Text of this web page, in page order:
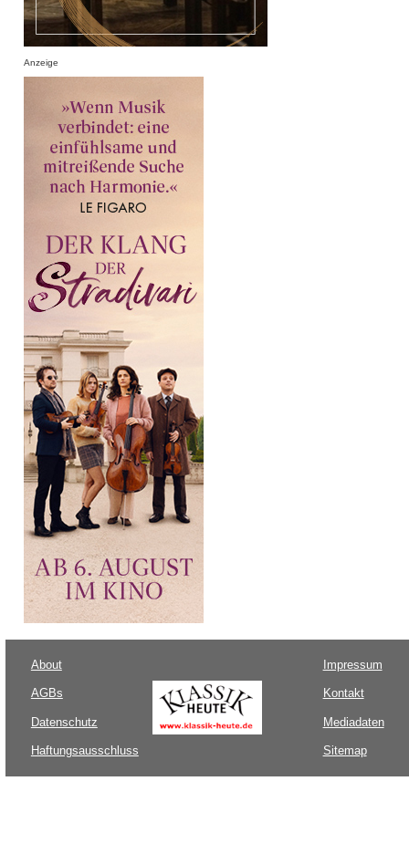
Anzeige
About
AGBs
Datenschutz
Haftungsausschluss
Impressum
Kontakt
Mediadaten
Sitemap